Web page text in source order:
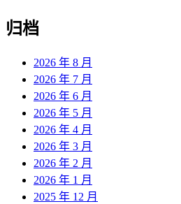
归档
2026 年 8 月
2026 年 7 月
2026 年 6 月
2026 年 5 月
2026 年 4 月
2026 年 3 月
2026 年 2 月
2026 年 1 月
2025 年 12 月